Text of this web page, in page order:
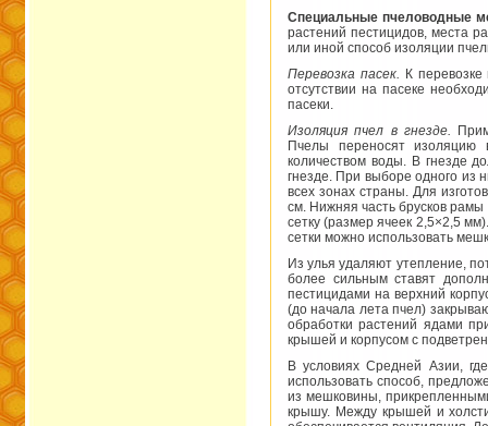
Специальные пчеловодные
растений пестицидов, места
или иной способ изоляции
Перевозка пасек. К
отсутствии на пасеке
пасеки.
Изоляция пчел в гнезде.
Пчелы переносят изоляцию
количеством воды. В гнезде
гнезде. При выборе одного из
всех зонах страны. Для
см. Нижняя часть брусков
сетку (размер ячеек 2,5×2,5
сетки можно использовать
Из улья удаляют утепление,
более сильным ставят
пестицидами на верхний
(до начала лета пчел)
обработки растений ядами
крышей и корпусом с
В условиях Средней Азии,
использовать способ,
из мешковины,
крышу. Между крышей и